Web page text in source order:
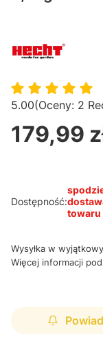
5.00(Oceny: 2
Cena
179,99
Dostępność:
towaru
Wysyłka w
Więcej informacji